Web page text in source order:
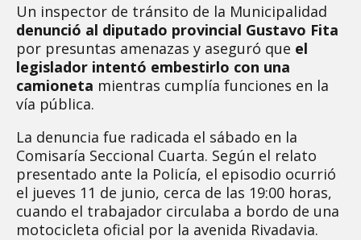
Un inspector de tránsito de la Municipalidad
denunció al diputado provincial Gustavo Fita
por presuntas amenazas y aseguró que el
legislador intentó embestirlo con una
camioneta mientras cumplía funciones en la
vía pública.
La denuncia fue radicada el sábado en la
Comisaría Seccional Cuarta. Según el relato
presentado ante la Policía, el episodio ocurrió
el jueves 11 de junio, cerca de las 19:00 horas,
cuando el trabajador circulaba a bordo de una
motocicleta oficial por la avenida Rivadavia.